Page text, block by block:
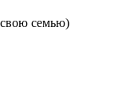
семью)